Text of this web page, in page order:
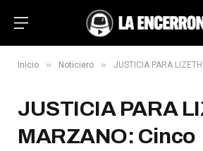
Inicio » Noticiero » JUSTICIA PARA LIZETH MARZANO:
JUSTICIA PARA
MARZANO: Cinco